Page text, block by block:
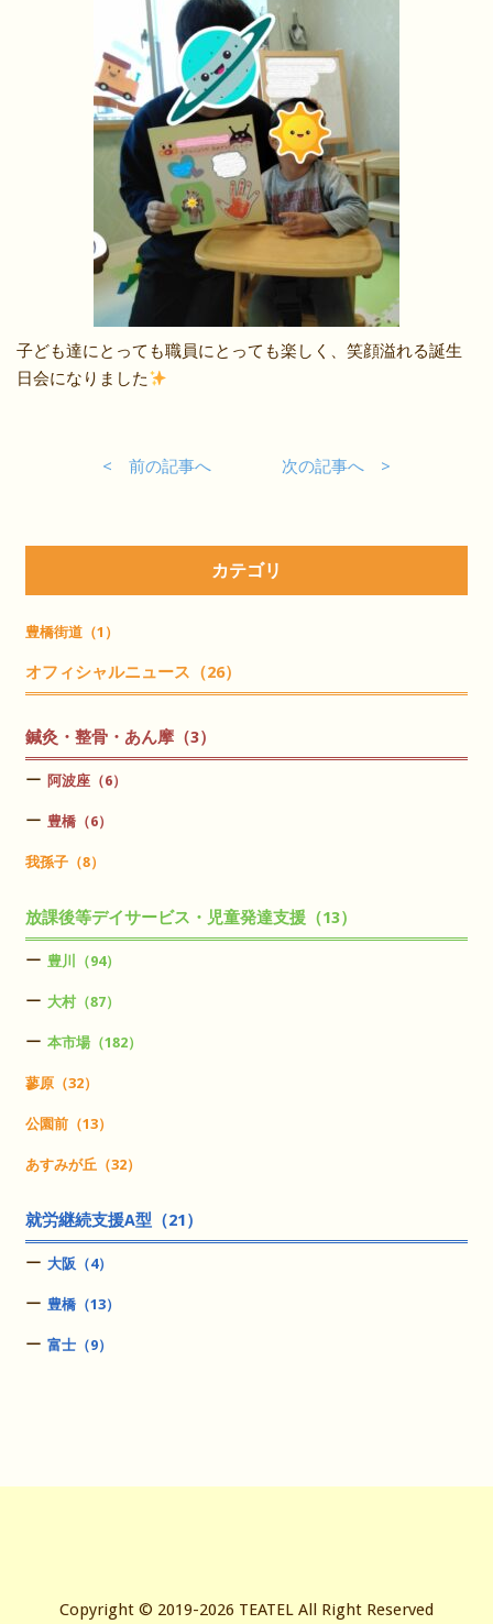
子ども達にとっても職員にとっても楽しく、笑顔溢れる誕生
日会になりました
< 前の記事へ 次の記事へ >
カテゴリ
豊橋街道（1）
オフィシャルニュース（26）
鍼灸・整骨・あん摩（3）
阿波座（6）
豊橋（6）
我孫子（8）
放課後等デイサービス・児童発達支援（13）
豊川（94）
大村（87）
本市場（182）
蓼原（32）
公園前（13）
あすみが丘（32）
就労継続支援A型（21）
大阪（4）
豊橋（13）
富士（9）
Copyright © 2019-2026 TEATEL All Right Reserved